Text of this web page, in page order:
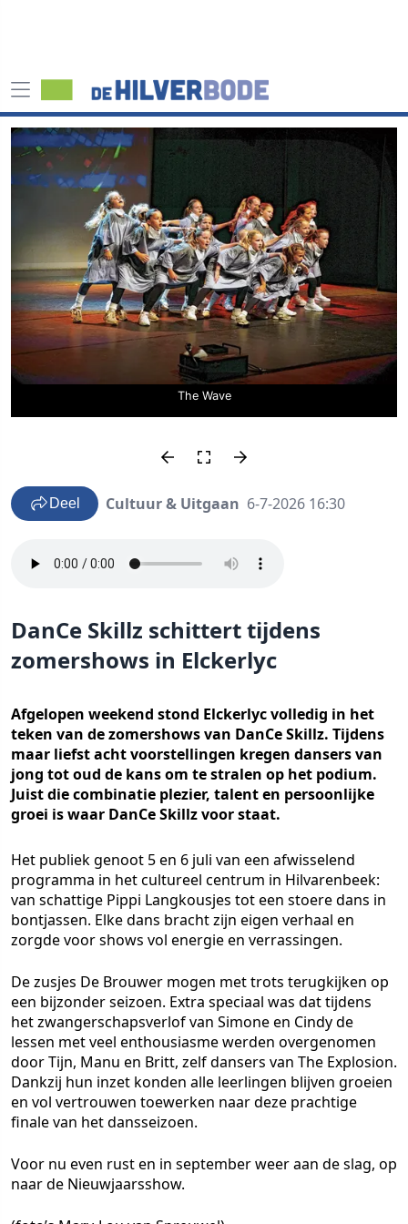
The Wave
Deel Cultuur & Uitgaan 6-7-2026 16:30
DanCe Skillz schittert tijdens
zomershows in Elckerlyc
Afgelopen weekend stond Elckerlyc volledig in het
teken van de zomershows van DanCe Skillz. Tijdens
maar liefst acht voorstellingen kregen dansers van
jong tot oud de kans om te stralen op het podium.
Juist die combinatie plezier, talent en persoonlijke
groei is waar DanCe Skillz voor staat.
Het publiek genoot 5 en 6 juli van een afwisselend
programma in het cultureel centrum in Hilvarenbeek:
van schattige Pippi Langkousjes tot een stoere dans in
bontjassen. Elke dans bracht zijn eigen verhaal en
zorgde voor shows vol energie en verrassingen.
De zusjes De Brouwer mogen met trots terugkijken op
een bijzonder seizoen. Extra speciaal was dat tijdens
het zwangerschapsverlof van Simone en Cindy de
lessen met veel enthousiasme werden overgenomen
door Tijn, Manu en Britt, zelf dansers van The Explosion.
Dankzij hun inzet konden alle leerlingen blijven groeien
en vol vertrouwen toewerken naar deze prachtige
finale van het dansseizoen.
Voor nu even rust en in september weer aan de slag, op
naar de Nieuwjaarsshow.